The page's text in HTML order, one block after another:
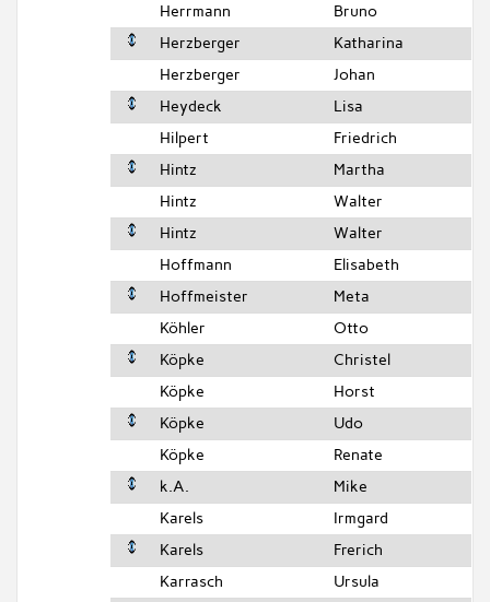
Herrmann
Bruno
Herzberger
Katharina
Herzberger
Johan
Heydeck
Lisa
Hilpert
Friedrich
Hintz
Martha
Hintz
Walter
Hintz
Walter
Hoffmann
Elisabeth
Hoffmeister
Meta
Köhler
Otto
Köpke
Christel
Köpke
Horst
Köpke
Udo
Köpke
Renate
k.A.
Mike
Karels
Irmgard
Karels
Frerich
Karrasch
Ursula